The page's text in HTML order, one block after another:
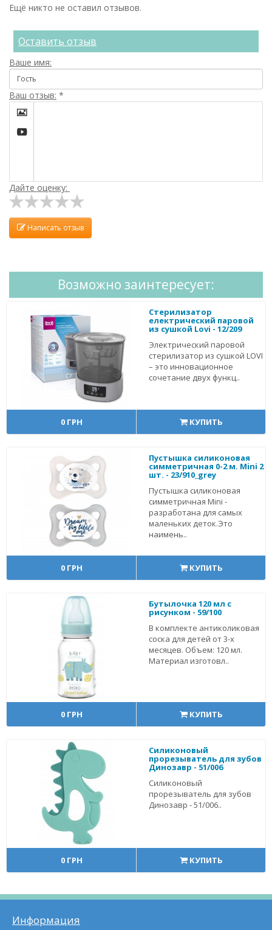
Ещё никто не оставил отзывов.
Оставить отзыв
Ваше имя:
Ваш отзыв: *


Дайте оценку:
Написать отзыв
Возможно заинтересует:
Стерилизатор
електрический паровой
из сушкой Lovi - 12/209
Электрический паровой
стерилизатор из сушкой LOVI
– это инновационное
сочетание двух функц..
0 ГРН КУПИТЬ
Пустышка силиконовая
симметричная 0-2 м. Mini 2
шт. - 23/910_grey
Пустышка силиконовая
симметричная Mini -
разработана для самых
маленьких деток.Это
наимень..
0 ГРН КУПИТЬ
Бутылочка 120 мл с
рисунком - 59/100
В комплекте антиколиковая
соска для детей от 3-х
месяцев. Объем: 120 мл.
Материал изготовл..
0 ГРН КУПИТЬ
Силиконовый
прорезыватель для зубов
Динозавр - 51/006
Силиконовый
прорезыватель для зубов
Динозавр - 51/006..
0 ГРН КУПИТЬ
Информация